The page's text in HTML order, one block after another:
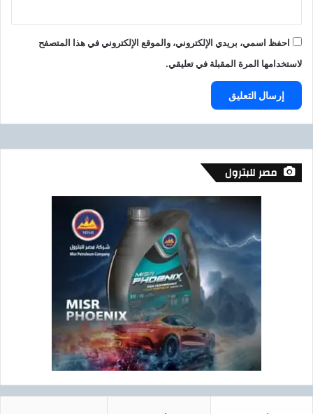
ف احفظ اسمي، بريدي الإلكتروني، والموقع الإلكتروني في هذا المتصفح
لاستخدامها المرة المقبلة في تعليقي.
مصر للبترول